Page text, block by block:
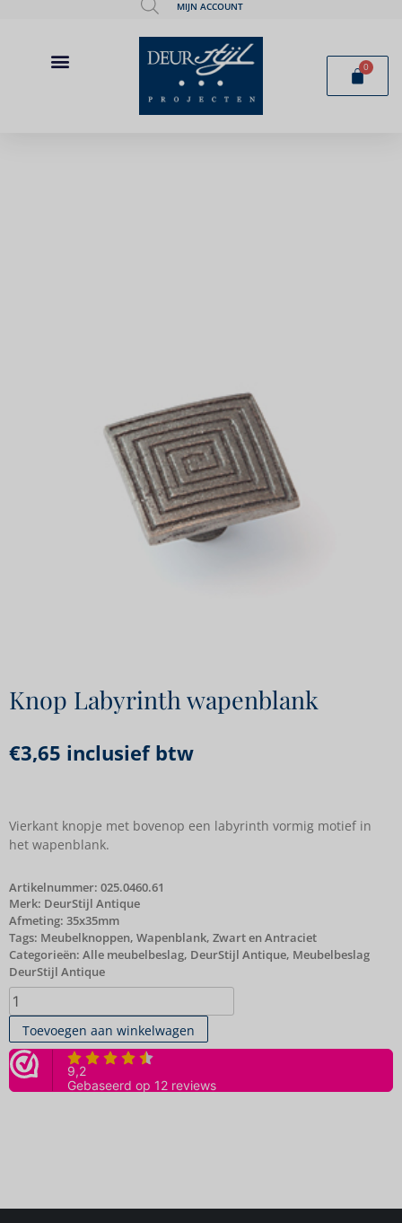
MIJN ACCOUNT
0
Knop Labyrinth wapenblank
€3,65 inclusief btw
Vierkant knopje met bovenop een labyrinth vormig motief in
het wapenblank.
Artikelnummer: 025.0460.61
Merk: DeurStijl Antique
Afmeting: 35x35mm
Tags: Meubelknoppen, Wapenblank, Zwart en Antraciet
Categorieën: Alle meubelbeslag, DeurStijl Antique, Meubelbeslag
DeurStijl Antique
Toevoegen aan winkelwagen